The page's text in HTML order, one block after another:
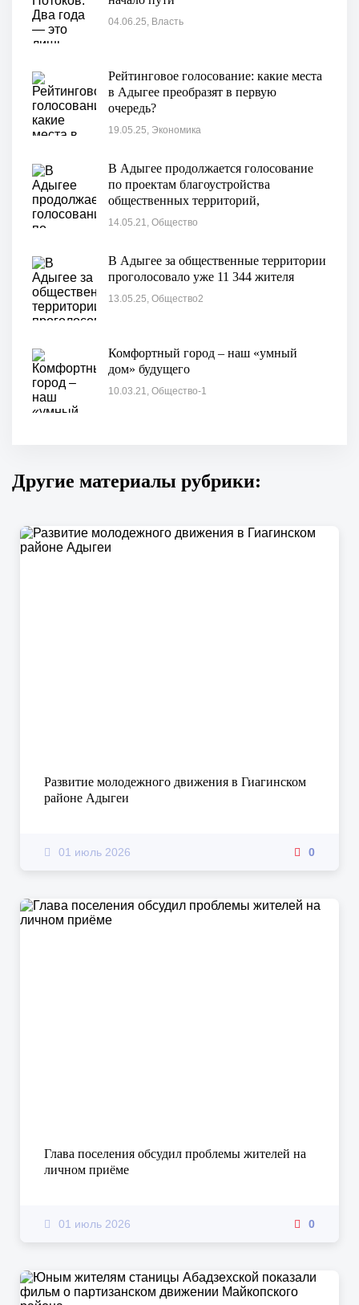
04.06.25, Власть
Рейтинговое голосование: какие места
в Адыгее преобразят в первую
очередь?
19.05.25, Экономика
В Адыгее продолжается голосование
по проектам благоустройства
общественных территорий,
участниками которого уже стали более
14.05.21, Общество
В Адыгее за общественные территории
проголосовало уже 11 344 жителя
13.05.25, Общество2
Комфортный город – наш «умный
дом» будущего
10.03.21, Общество-1
Другие материалы рубрики:
Развитие молодежного движения в Гиагинском
районе Адыгеи
01 июль 2026 0
Глава поселения обсудил проблемы жителей на
личном приёме
01 июль 2026 0